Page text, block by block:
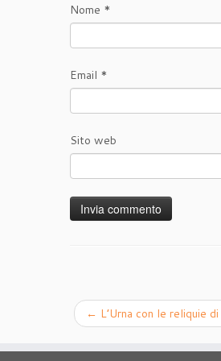
Nome *
Email *
Sito web
← L’Urna con le reliquie